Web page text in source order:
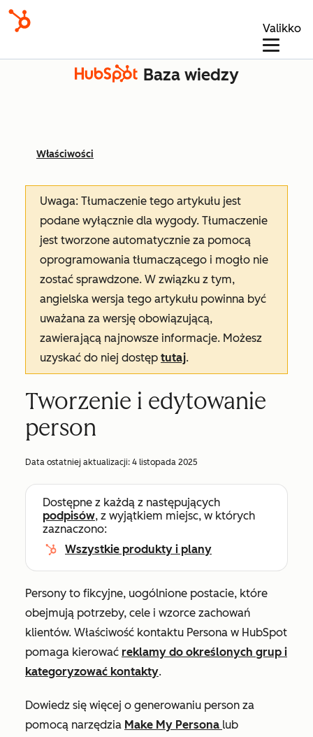
Valikko
Baza wiedzy
Właściwości
Uwaga: Tłumaczenie tego artykułu jest
podane wyłącznie dla wygody. Tłumaczenie
jest tworzone automatycznie za pomocą
oprogramowania tłumaczącego i mogło nie
zostać sprawdzone. W związku z tym,
angielska wersja tego artykułu powinna być
uważana za wersję obowiązującą,
zawierającą najnowsze informacje. Możesz
uzyskać do niej dostęp tutaj.
Tworzenie i edytowanie
person
Data ostatniej aktualizacji: 4 listopada 2025
Dostępne z każdą z następujących
podpisów, z wyjątkiem miejsc, w których
zaznaczono:
Wszystkie produkty i plany
Persony to fikcyjne, uogólnione postacie, które
obejmują potrzeby, cele i wzorce zachowań
klientów. Właściwość kontaktu Persona w HubSpot
pomaga kierować reklamy do określonych grup i
kategoryzować kontakty.
Dowiedz się więcej o generowaniu person za
pomocą narzędzia Make My Persona lub